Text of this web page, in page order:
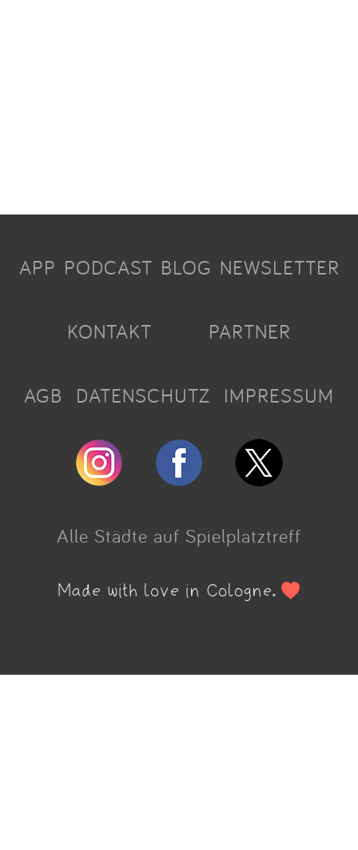
APP PODCAST BLOG NEWSLETTER
KONTAKT PARTNER
AGB DATENSCHUTZ IMPRESSUM
Alle Städte auf Spielplatztreff
Made with love in Cologne.